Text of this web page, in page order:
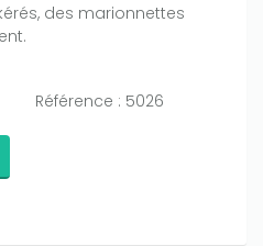
des marionnettes
Référence : 5026